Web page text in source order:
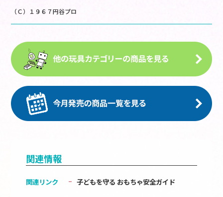
（Ｃ）１９６７円谷プロ
関連情報
関連リンク 子どもを守る おもちゃ安全ガイド